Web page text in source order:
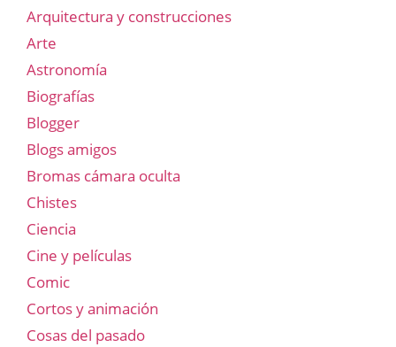
Arquitectura y construcciones
Arte
Astronomía
Biografías
Blogger
Blogs amigos
Bromas cámara oculta
Chistes
Ciencia
Cine y películas
Comic
Cortos y animación
Cosas del pasado